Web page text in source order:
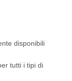
disponibili
tutti i tipi di